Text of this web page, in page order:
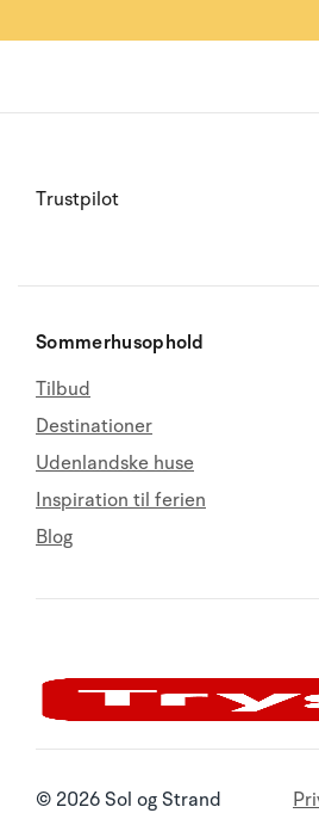
Trustpilot
Sommerhusophold
Tilbud
Destinationer
Udenlandske huse
Inspiration til ferien
Blog
© 2026 Sol og Strand